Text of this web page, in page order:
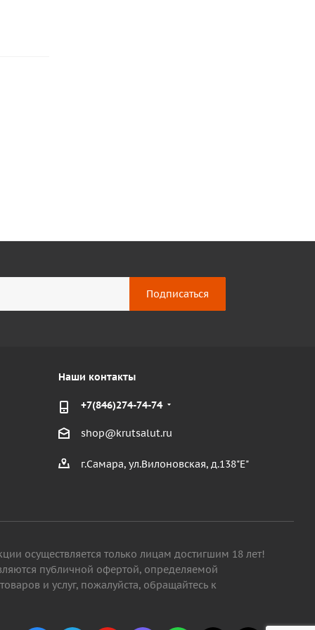
Наши контакты
+7(846)274-74-74
shop@krutsalut.ru
г.Самара, ул.Вилоновская, д.138"Е"
осуществляется только лицам достигшим 18 лет!
публичной офертой, определяемой
и услуг, пожалуйста, обращайтесь к